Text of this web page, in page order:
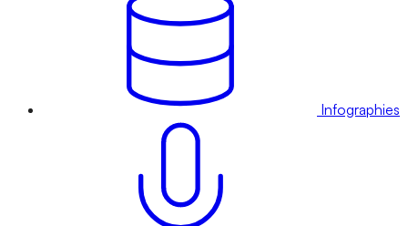
Infographies